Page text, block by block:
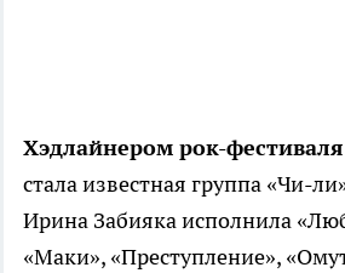
Хэдлайнером рок-фестиваля
стала известная группа «Чи-
Ирина Забияка исполнила
«Маки», «Преступление»,